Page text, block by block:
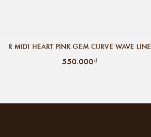
R MIDI HEART PINK GEM CURVE WAVE LINE
550.000₫